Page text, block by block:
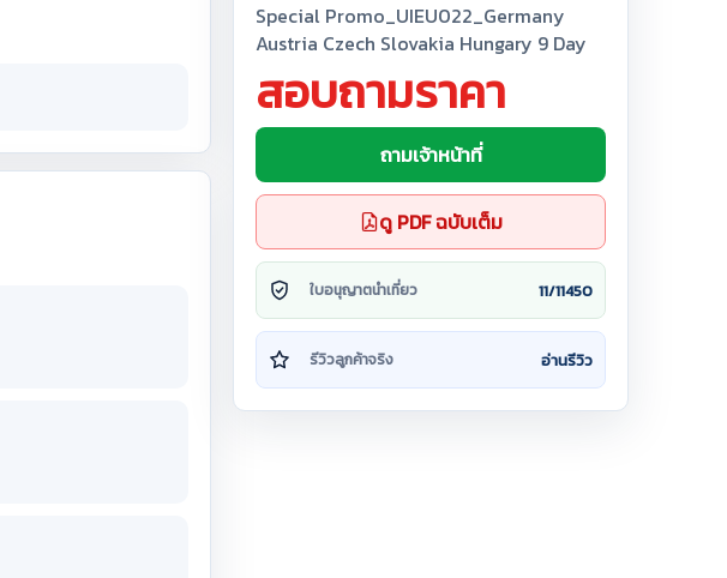
Special Promo_UIEU022_Germany
Austria Czech Slovakia Hungary 9 Day
สอบถามราคา
ถามเจ้าหน้าที่
ดู PDF ฉบับเต็ม
ใบอนุญาตนำเที่ยว 11/11450
รีวิวลูกค้าจริง อ่านรีวิว